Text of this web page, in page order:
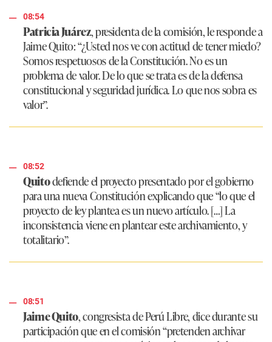
08:54
Patricia Juárez, presidenta de la comisión, le responde a
Jaime Quito:“¿Usted nos ve con actitud de tener miedo?
Somos respetuosos de la Constitución. No es un
problema de valor. De lo que se trata es de la defensa
constitucional y seguridad jurídica. Lo que nos sobra es
valor”.
08:52
Quitodefiende el proyecto presentado por el gobierno
para una nueva Constitución explicando que“lo que el
proyecto de ley plantea es un nuevo artículo. […] La
inconsistencia viene en plantear este archivamiento, y
totalitario”.
08:51
Jaime Quito, congresista de Perú Libre, dice durante su
participación que en el comisión“pretenden archivar